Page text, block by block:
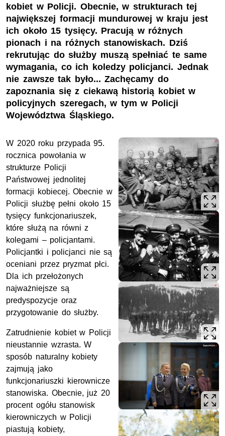
kobiet w Policji. Obecnie, w strukturach tej
największej formacji mundurowej w kraju jest
ich około 15 tysięcy. Pracują w różnych
pionach i na różnych stanowiskach. Dziś
rekrutując do służby muszą spełniać te same
wymagania, co ich koledzy policjanci. Jednak
nie zawsze tak było... Zachęcamy do
zapoznania się z ciekawą historią kobiet w
policyjnych szeregach, w tym w Policji
Województwa Śląskiego.
W 2020 roku przypada 95.
rocznica powołania w
strukturze Policji
Państwowej jednolitej
formacji kobiecej. Obecnie w
Policji służbę pełni około 15
tysięcy funkcjonariuszek,
które służą na równi z
kolegami – policjantami.
Policjantki i policjanci nie są
oceniani przez pryzmat płci.
Dla ich przełożonych
najważniejsze są
predyspozycje oraz
przygotowanie do służby.
Zatrudnienie kobiet w Policji
nieustannie wzrasta. W
sposób naturalny kobiety
zajmują jako
funkcjonariuszki kierownicze
stanowiska. Obecnie, już 20
procent ogółu stanowisk
kierowniczych w Policji
piastują kobiety,